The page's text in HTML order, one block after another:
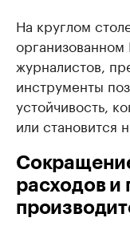
На круглом
журналистов,
инструменты
устойчивость,
или становится
расходов